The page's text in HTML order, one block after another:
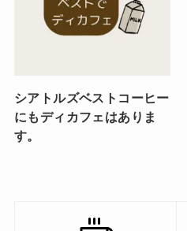
シアトルズベストコーヒー
にもディカフェはありま
す。